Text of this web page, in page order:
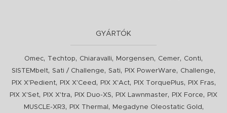
GYÁRTÓK
Omec, Techtop, Chiaravalli, Morgensen, Cemer, Conti,
SISTEMbelt, Sati / Challenge, Sati, PIX PowerWare, Challenge,
PIX X'Pedient, PIX X'Ceed , PIX X'Act, PIX TorquePlus, PIX Fras,
PIX X'Set, PIX X'tra, PIX Duo-XS, PIX Lawnmaster, PIX Force,
PIX
MUSCLE-XR3, PIX Thermal , Megadyne Oleostatic Gold ,